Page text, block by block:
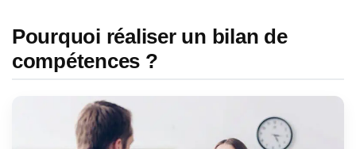
Pourquoi réaliser un bilan de
compétences ?